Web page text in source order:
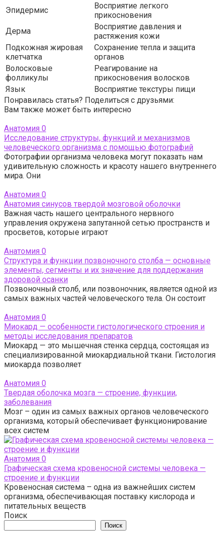
Эпидермис
Восприятие легкого
прикосновения
Дерма
Восприятие давления и
растяжения кожи
Подкожная жировая
клетчатка
Сохранение тепла и защита
органов
Волосковые
фолликулы
Реагирование на
прикосновения волосков
Язык
Восприятие текстуры пищи
Понравилась статья? Поделиться с друзьями:
Вам также может быть интересно
Анатомия 0
Исследование структуры, функций и механизмов
человеческого организма с помощью фотографий
Фотографии организма человека могут показать нам
удивительную сложность и красоту нашего внутреннего
мира. Они
Анатомия 0
Анатомия синусов твердой мозговой оболочки
Важная часть нашего центрального нервного
управления окружена запутанной сетью пространств и
просветов, которые играют
Анатомия 0
Структура и функции позвоночного столба — основные
элементы, сегменты и их значение для поддержания
здоровой осанки
Позвоночный столб, или позвоночник, является одной из
самых важных частей человеческого тела. Он состоит
Анатомия 0
Миокард — особенности гистологического строения и
методы исследования препаратов
Миокард — это мышечная стенка сердца, состоящая из
специализированной миокардиальной ткани. Гистология
миокарда позволяет
Анатомия 0
Твердая оболочка мозга — строение, функции,
заболевания
Мозг – один из самых важных органов человеческого
организма, который обеспечивает функционирование
всех систем
Анатомия 0
Графическая схема кровеносной системы человека —
строение и функции
Кровеносная система – одна из важнейших систем
организма, обеспечивающая поставку кислорода и
питательных веществ
Поиск
Поиск